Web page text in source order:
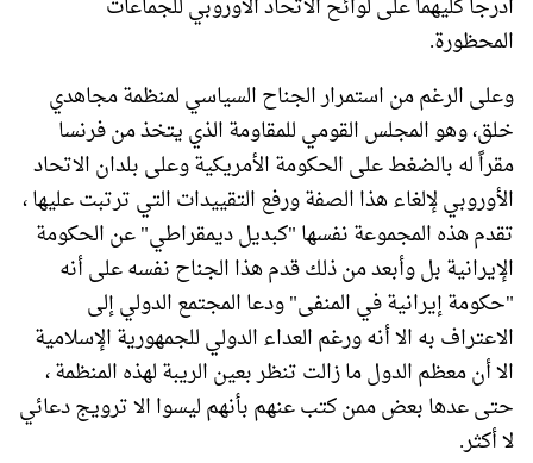
المحظورة.
وعلى الرغم من استمرار الجناح السياسي لمنظمة مجاهدي
خلق، وهو المجلس القومي للمقاومة الذي يتخذ من فرنسا
مقراً له بالضغط على الحكومة الأمريكية وعلى بلدان الاتحاد
الأوروبي لإلغاء هذا الصفة ورفع التقييدات التي ترتبت عليها ،
تقدم هذه المجموعة نفسها "كبديل ديمقراطي" عن الحكومة
الإيرانية بل وأبعد من ذلك قدم هذا الجناح نفسه على أنه
"حكومة إيرانية في المنفى" ودعا المجتمع الدولي إلى
الاعتراف به الا أنه ورغم العداء الدولي للجمهورية الإسلامية
الا أن معظم الدول ما زالت تنظر بعين الريبة لهذه المنظمة ،
حتى عدها بعض ممن كتب عنهم بأنهم ليسوا الا ترويج دعائي
لا أكثر.